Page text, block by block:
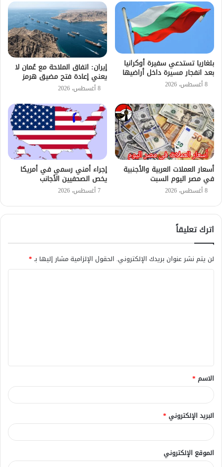
بلغاريا تستدعي سفيرة أوكرانيا
بعد انفجار مسيرة داخل أراضيها
8 أغسطس، 2026
إيران: اتفاق الملاحة مع عُمان لا
يعني إعادة فتح مضيق هرمز
8 أغسطس، 2026
أسعار العملات العربية والأجنبية
في مصر اليوم السبت
8 أغسطس، 2026
إجراء أمني رسمي في أمريكا
يخص الصحفيين الأجانب
7 أغسطس، 2026
اترك تعليقاً
لن يتم نشر عنوان بريدك الإلكتروني. الحقول الإلزامية مشار إليها بـ*
ق
*
الاسم *
البريد الإلكتروني *
الموقع الإلكتروني